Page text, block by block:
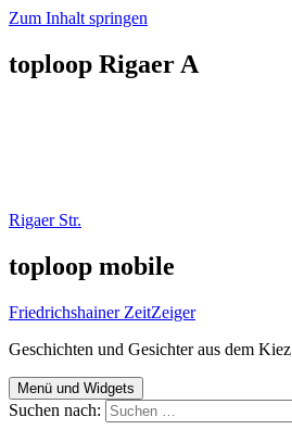
Zum Inhalt springen
toploop Rigaer A
Rigaer Str.
toploop mobile
Friedrichshainer ZeitZeiger
Geschichten und Gesichter aus dem Kiez
Menü und Widgets
Suchen nach: